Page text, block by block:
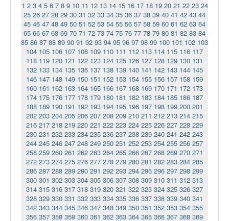
1 2 3 4 5 6 7 8 9 10 11 12 13 14 15 16 17 18 19 20 21 22 23 24
25 26 27 28 29 30 31 32 33 34 35 36 37 38 39 40 41 42 43 44
45 46 47 48 49 50 51 52 53 54 55 56 57 58 59 60 61 62 63 64
65 66 67 68 69 70 71 72 73 74 75 76 77 78 79 80 81 82 83 84
85 86 87 88 89 90 91 92 93 94 95 96 97 98 99 100 101 102 103
104 105 106 107 108 109 110 111 112 113 114 115 116 117
118 119 120 121 122 123 124 125 126 127 128 129 130 131
132 133 134 135 136 137 138 139 140 141 142 143 144 145
146 147 148 149 150 151 152 153 154 155 156 157 158 159
160 161 162 163 164 165 166 167 168 169 170 171 172 173
174 175 176 177 178 179 180 181 182 183 184 185 186 187
188 189 190 191 192 193 194 195 196 197 198 199 200 201
202 203 204 205 206 207 208 209 210 211 212 213 214 215
216 217 218 219 220 221 222 223 224 225 226 227 228 229
230 231 232 233 234 235 236 237 238 239 240 241 242 243
244 245 246 247 248 249 250 251 252 253 254 255 256 257
258 259 260 261 262 263 264 265 266 267 268 269 270 271
272 273 274 275 276 277 278 279 280 281 282 283 284 285
286 287 288 289 290 291 292 293 294 295 296 297 298 299
300 301 302 303 304 305 306 307 308 309 310 311 312 313
314 315 316 317 318 319 320 321 322 323 324 325 326 327
328 329 330 331 332 333 334 335 336 337 338 339 340 341
342 343 344 345 346 347 348 349 350 351 352 353 354 355
356 357 358 359 360 361 362 363 364 365 366 367 368 369